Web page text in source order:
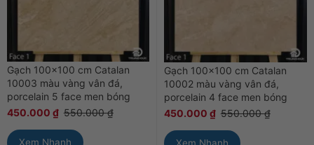
Gạch 100×100 cm Catalan
10003 màu vàng vân đá,
porcelain 5 face men bóng
450.000 ₫ 550.000₫
Xem Nhanh
Gạch 100×100 cm Catalan
10002 màu vàng vân đá,
porcelain 4 face men bóng
450.000 ₫ 550.000₫
Xem Nhanh